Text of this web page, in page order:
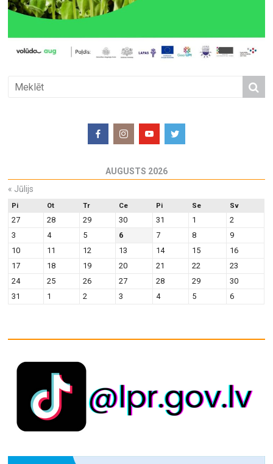
AUGUSTS 2026
« Jūlijs
Pi Ot Tr Ce Pi Se Sv
27 28 29 30 31 1
2
3
4 5 6 7 8
9
10
11 12 13 14 15
16
17
18 19 20 21 22
23
24
25 26 27 28 29
30
31
1 2 3 4 5 6